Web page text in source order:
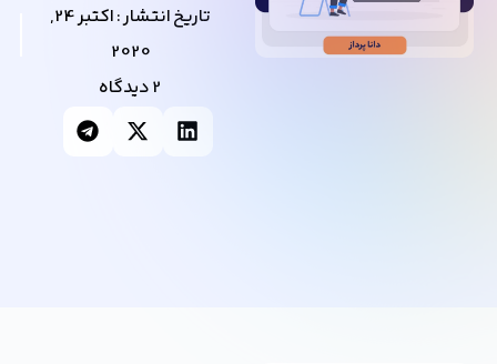
تاریخ انتشار :
اکتبر 24,
2020
2 دیدگاه